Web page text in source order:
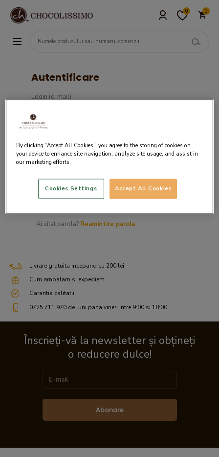
0 0
Autentificare
Login (e-mail):
Ai uitat parola? Reamintire parola
Livrare gratuita incepand cu 200 lei
Cum ambalam si expediem
Garantia calitatii
0725 711 970 de luni pana vineri intre 9:00 si 18:00
Înscrieți-vă la newsletter și obțineți
o reducere dulce!
Abonare
By clicking “Accept All Cookies”, you agree to the storing of cookies on
your device to enhance site navigation, analyze site usage, and assist in
our marketing efforts.
Accept All Cookies
Cookies Settings